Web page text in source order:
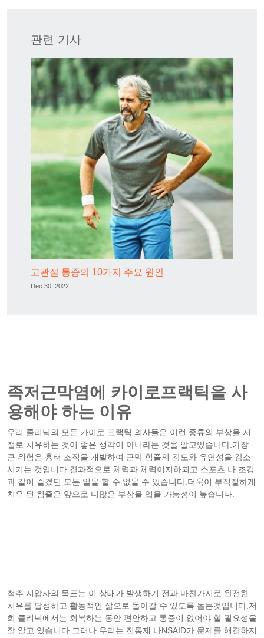
관련 기사
고관절 통증의 10가지 주요 원인
Dec 30, 2022
족저근막염에 카이로프랙틱을 사
용해야 하는 이유
우리 클리닉의 모든 카이로 프랙틱 의사들은 이런 종류의 부상을 저
절로 치유하는 것이 좋은 생각이 아니라는 것을 알고있습니다.가장
큰 위험은 흉터 조직을 개발하여 근막 힘줄의 강도와 유연성을 감소
시키는 것입니다.결과적으로 체력과 체력이저하되고 스포츠 나 조깅
과 같이 즐겼던 모든 일을 할 수 없을 수 있습니다.더욱이 부적절하게
치유 된 힘줄은 앞으로 더많은 부상을 입을 가능성이 높습니다.
척추 지압사의 목표는 이 상태가 발생하기 전과 마찬가지로 완전한
치유를 달성하고 활동적인 삶으로 돌아갈 수 있도록 돕는것입니다.저
희 클리닉에서는 회복하는 동안 편안하고 통증이 없어야 할 필요성을
잘 알고 있습니다.그러나 우리는 진통제 나NSAID가 문제를 해결하지